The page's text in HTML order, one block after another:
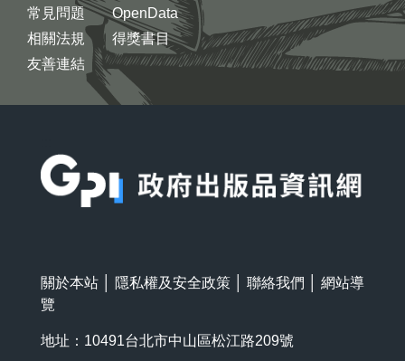
常見問題
相關法規
友善連結
OpenData
得獎書目
關於本站 隱私權及安全政策 聯絡我們
網站導
覽
地址：10491台北市中山區松江路209號